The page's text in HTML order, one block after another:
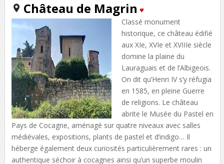
Château de Magrin
Classé monument
historique, ce château édifié
aux XIe, XVIe et XVIIIe siècle
domine la plaine du
Lauraguais et de l’Albigeois.
On dit qu’Henri IV s’y réfugia
en 1585, en pleine Guerre
de religions. Le château
abrite le Musée du Pastel en
Pays de Cocagne, aménagé sur quatre niveaux avec salles
médiévales, expositions, plants de pastel et d’indigo… Il
héberge également deux curiosités particulièrement rares : un
authentique séchoir à cocagnes ainsi qu’un superbe moulin